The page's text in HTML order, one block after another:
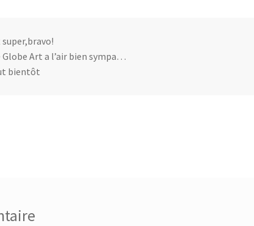
super,bravo!
Globe Art a l’air bien sympa…
bientôt